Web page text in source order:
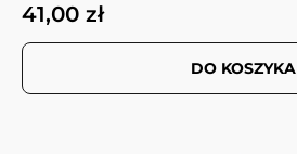
41,00 zł
DO KOSZYKA